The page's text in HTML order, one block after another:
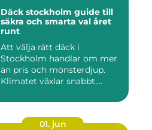
Däck stockholm guide till
säkra och smarta val året
runt
Att välja rätt däck i
Stockholm handlar om mer
än pris och mönsterdjup.
Klimatet växlar snabbt,
01. jun